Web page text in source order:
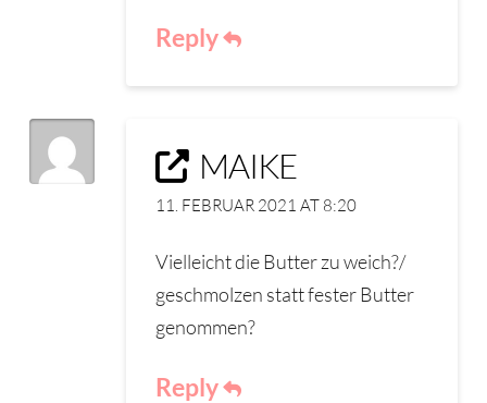
Reply
MAIKE
11. FEBRUAR 2021 AT 8:20
Vielleicht die Butter zu weich?/
geschmolzen statt fester Butter
genommen?
Reply